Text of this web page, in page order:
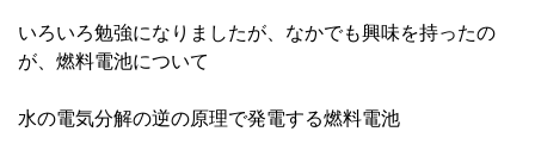
いろいろ勉強になりましたが、なかでも興味を持ったの
が、燃料電池について
水の電気分解の逆の原理で発電する燃料電池